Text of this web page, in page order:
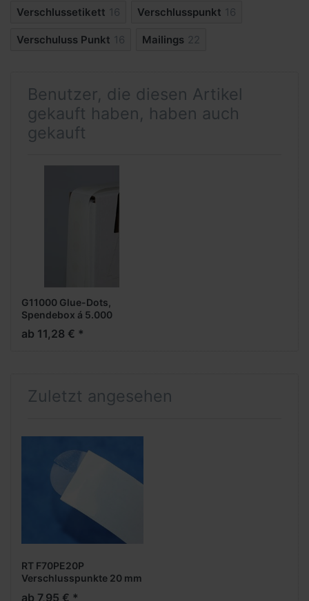
Verschlussetikett 16 Verschlusspunkt 16
Verschuluss Punkt 16 Mailings 22
Benutzer, die diesen Artikel
gekauft haben, haben auch
gekauft
G11000 Glue-Dots,
Spendebox á 5.000
Stück, doppelseitige
Klebepunkte, Hotmelt, ca.
ab 11,28 € *
Zuletzt angesehen
RT F70PE20P
Verschlusspunkte 20 mm
rund, stark, mit
ab 7,95 € *